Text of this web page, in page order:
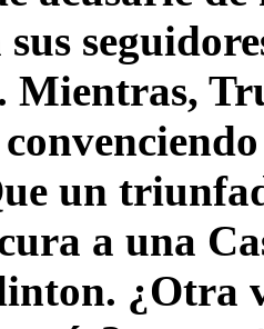
Mientras,
un
a una
¿Otra